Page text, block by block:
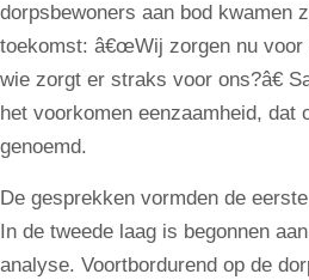
dorpsbewoners aan bod kwamen
toekomst: â€œWij zorgen nu voor
wie zorgt er straks voor ons?â€
het voorkomen eenzaamheid, dat
genoemd.
De gesprekken vormden de
In de tweede laag is begonnen
analyse. Voortbordurend op de